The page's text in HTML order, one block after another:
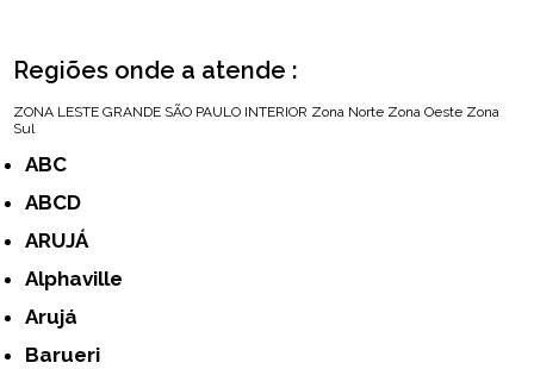
Regiões onde a atende :
ZONA LESTE GRANDE SÃO PAULO INTERIOR Zona Norte Zona Oeste Zona
Sul
ABC
ABCD
ARUJÁ
Alphaville
Arujá
Barueri